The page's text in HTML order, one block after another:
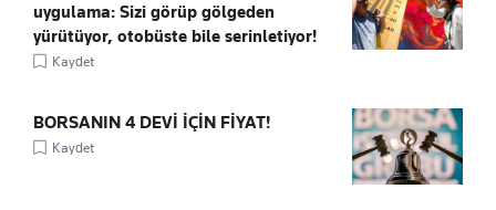
uygulama: Sizi görüp gölgeden
yürütüyor, otobüste bile serinletiyor!
Kaydet
BORSANIN 4 DEVİ İÇİN FİYAT!
Kaydet